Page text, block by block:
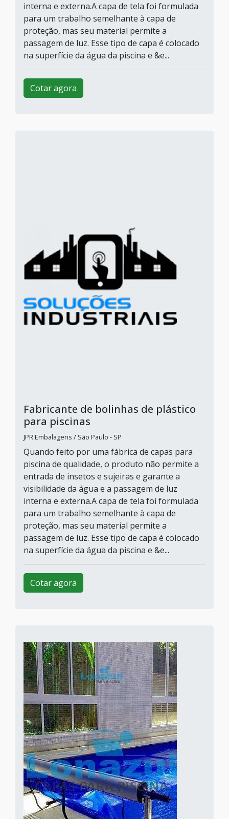
interna e externa.A capa de tela foi formulada
para um trabalho semelhante à capa de
proteção, mas seu material permite a
passagem de luz. Esse tipo de capa é colocado
na superfície da água da piscina e &e...
Cotar agora
Fabricante de bolinhas de plástico
para piscinas
JPR Embalagens / São Paulo - SP
Quando feito por uma fábrica de capas para
piscina de qualidade, o produto não permite a
entrada de insetos e sujeiras e garante a
visibilidade da água e a passagem de luz
interna e externa.A capa de tela foi formulada
para um trabalho semelhante à capa de
proteção, mas seu material permite a
passagem de luz. Esse tipo de capa é colocado
na superfície da água da piscina e &e...
Cotar agora